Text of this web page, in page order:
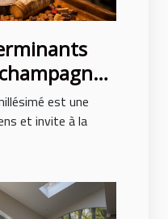
est une
et invite à la